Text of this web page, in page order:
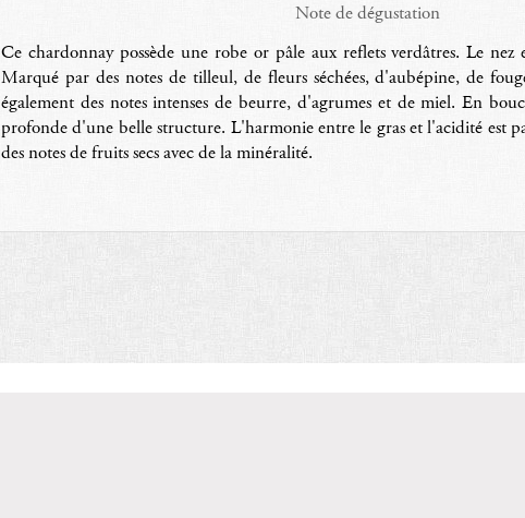
Note de dégustation
Ce chardonnay possède une robe or pâle aux reflets verdâtres. Le nez
Marqué par des notes de tilleul, de fleurs séchées, d'aubépine, de
également des notes intenses de beurre, d'agrumes et de miel. En
profonde d'une belle structure. L'harmonie entre le gras et l'acidité est
des notes de fruits secs avec de la minéralité.